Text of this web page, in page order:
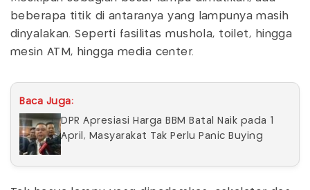
beberapa titik di antaranya yang lampunya masih
dinyalakan. Seperti fasilitas mushola, toilet, hingga
mesin ATM, hingga media center.
Baca Juga:
DPR Apresiasi Harga BBM Batal Naik pada 1
April, Masyarakat Tak Perlu Panic Buying